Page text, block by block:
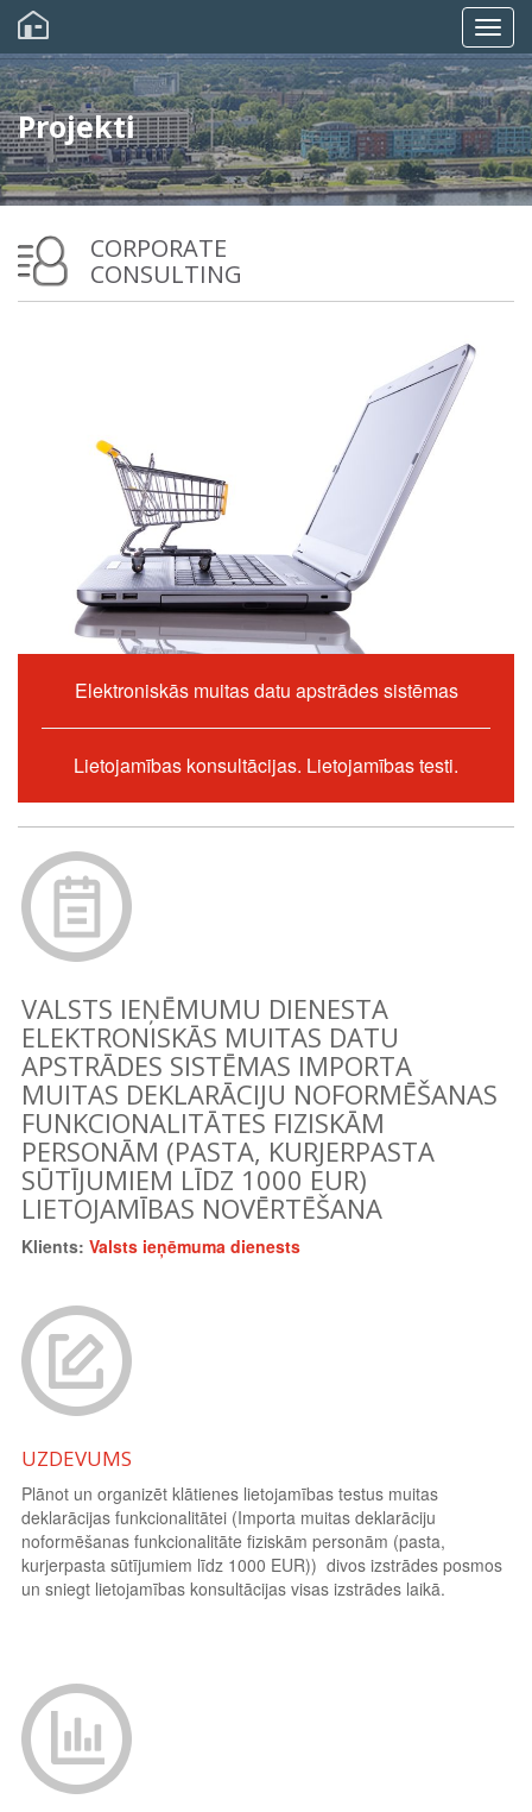
Pārlekt
galveno
saturu
Projekti
CORPORATE
CONSULTING
Elektroniskās muitas datu apstrādes sistēmas
Lietojamības konsultācijas. Lietojamības testi.
VALSTS IEŅĒMUMU DIENESTA
ELEKTRONISKĀS MUITAS DATU
APSTRĀDES SISTĒMAS IMPORTA
MUITAS DEKLARĀCIJU NOFORMĒŠANAS
FUNKCIONALITĀTES FIZISKĀM
PERSONĀM (PASTA, KURJERPASTA
SŪTĪJUMIEM LĪDZ 1000 EUR)
LIETOJAMĪBAS NOVĒRTĒŠANA
Klients: Valsts ieņēmuma dienests
UZDEVUMS
Plānot un organizēt klātienes lietojamības testus muitas
deklarācijas funkcionalitātei (Importa muitas deklarāciju
noformēšanas funkcionalitāte fiziskām personām (pasta,
kurjerpasta sūtījumiem līdz 1000 EUR)) divos izstrādes posmos
un sniegt lietojamības konsultācijas visas izstrādes laikā.